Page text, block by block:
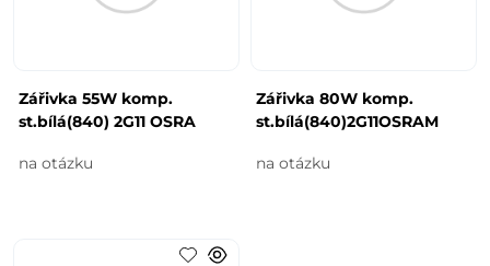
Zářivka 55W komp.
st.bílá(840) 2G11 OSRA
na otázku
Zářivka 80W komp.
st.bílá(840)2G11OSRAM
na otázku